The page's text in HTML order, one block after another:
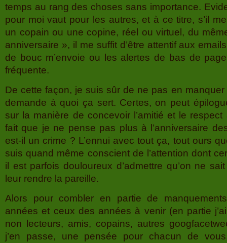
temps au rang des choses sans importance.
pour moi vaut pour les autres, et à ce titre, s’il
un copain ou une copine, réel ou virtuel, du
anniversaire », il me suffit d’être attentif aux
de bouc m’envoie ou les alertes de bas de
fréquente.
De cette façon, je suis sûr de ne pas en
demande à quoi ça sert. Certes, on peut
sur la manière de concevoir l’amitié et le respect
fait que je ne pense pas plus à l’anniversaire
est-il un crime ? L’ennui avec tout ça, tout ours
suis quand même conscient de l’attention dont
il est parfois douloureux d’admettre qu’on ne
leur rendre la pareille.
Alors pour combler en partie de
années et ceux des années à venir (en partie
non lecteurs, amis, copains, autres
j’en passe, une pensée pour chacun de